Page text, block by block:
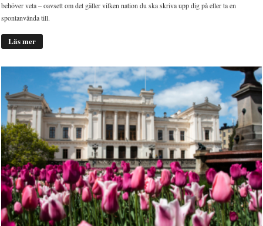
behöver veta – oavsett om det gäller vilken nation du ska skriva upp dig på eller ta en
spontanvända till.
Läs mer